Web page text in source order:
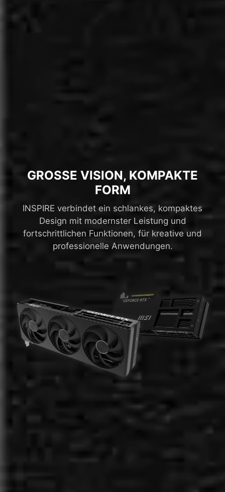
GROSSE VISION, KOMPAKTE
FORM
INSPIRE verbindet ein schlankes, kompaktes
Design mit modernster Leistung und
fortschrittlichen Funktionen, für kreative und
professionelle Anwendungen.